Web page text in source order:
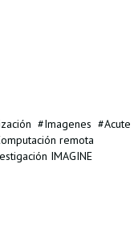
Imagenes
Acute
remota
IMAGINE